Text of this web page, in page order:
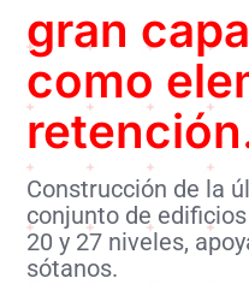
gran
como
Construcción de la
conjunto de
20 y 27 niveles,
sótanos.